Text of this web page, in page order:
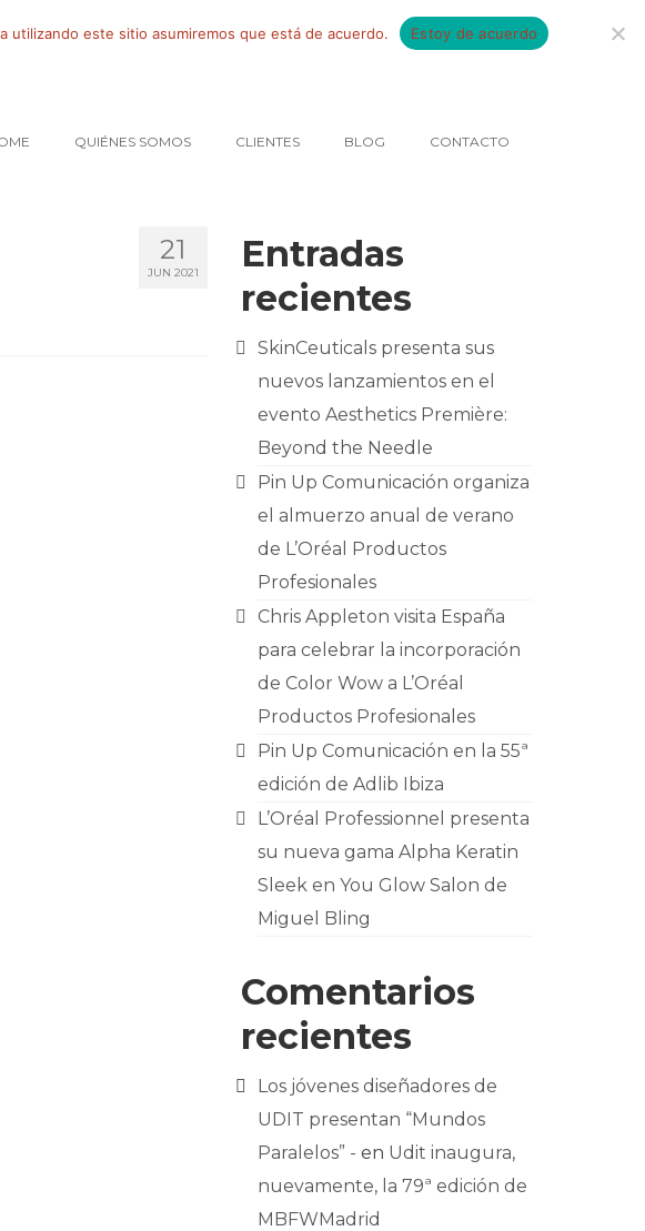
QUIÉNES SOMOS CLIENTES BLOG CONTACTO
21
JUN 2021
Entradas
recientes
SkinCeuticals presenta sus
nuevos lanzamientos en el
evento Aesthetics Première:
Beyond the Needle
Pin Up Comunicación organiza
el almuerzo anual de verano
de L’Oréal Productos
Profesionales
Chris Appleton visita España
para celebrar la incorporación
de Color Wow a L’Oréal
Productos Profesionales
Pin Up Comunicación en la 55ª
edición de Adlib Ibiza
L’Oréal Professionnel presenta
su nueva gama Alpha Keratin
Sleek en You Glow Salon de
Miguel Bling
Comentarios
recientes
Los jóvenes diseñadores de
UDIT presentan “Mundos
Paralelos” - en Udit inaugura,
nuevamente, la 79ª edición de
MBFWMadrid
utilizando este sitio asumiremos que está de acuerdo. Estoy de acuerdo